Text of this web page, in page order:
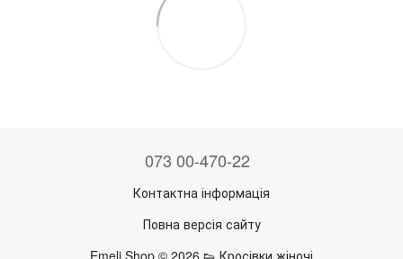
073 00-470-22
Контактна інформація
Повна версія сайту
Emeli Shop © 2026 👟 Кросівки жіночі